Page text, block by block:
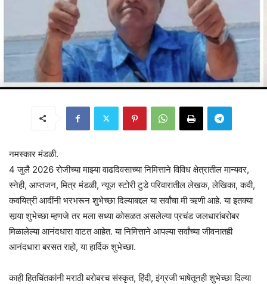
नमस्कार मंडळी.
4 जुलै 2026 रोजीच्या माझ्या वाढदिवसाच्या निमित्ताने विविध क्षेत्रातील मान्यवर,
स्नेही, आप्तजन, मित्र मंडळी, न्यूज स्टोरी टुडे परिवारातील लेखक, लेखिका, कवी,
कवयित्री आदींनी भरभरून शुभेच्छा दिल्याबद्दल या सर्वांचा मी ऋणी आहे. या इतक्या
सार्‍या शुभेच्छा म्हणजे तर मला सध्या कोसळत असलेल्या प्रचंड जलधारांबरोबर
मिळालेल्या आनंदधारा वाटत आहेत. या निमित्ताने आपल्या सर्वांच्या जीवनातही
आनंदधारा बरसत राहो, या हार्दिक शुभेच्छा.
काही हितचिंतकांनी मराठी बरोबरच संस्कृत, हिंदी, इंग्रजी भाषेतूनही शुभेच्छा दिल्या